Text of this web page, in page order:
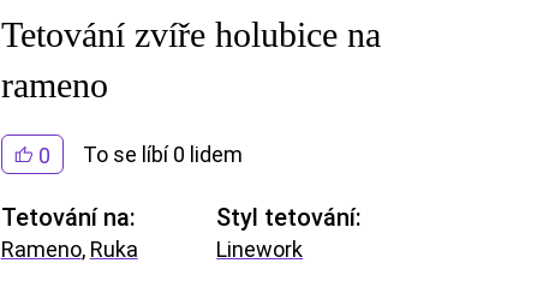
Tetování zvíře holubice na
rameno
0 To se líbí 0 lidem
Tetování na:
Rameno, Ruka
Styl tetování:
Linework